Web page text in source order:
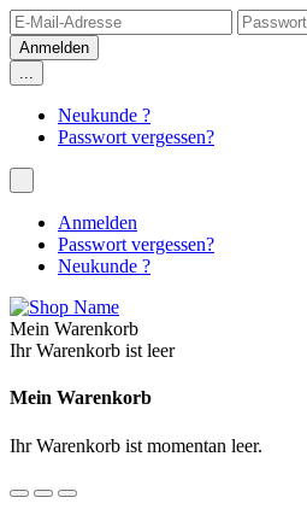
...
Neukunde ?
Passwort vergessen?
Anmelden
Passwort vergessen?
Neukunde ?
Mein Warenkorb
Ihr Warenkorb ist leer
Mein Warenkorb
Ihr Warenkorb ist momentan leer.